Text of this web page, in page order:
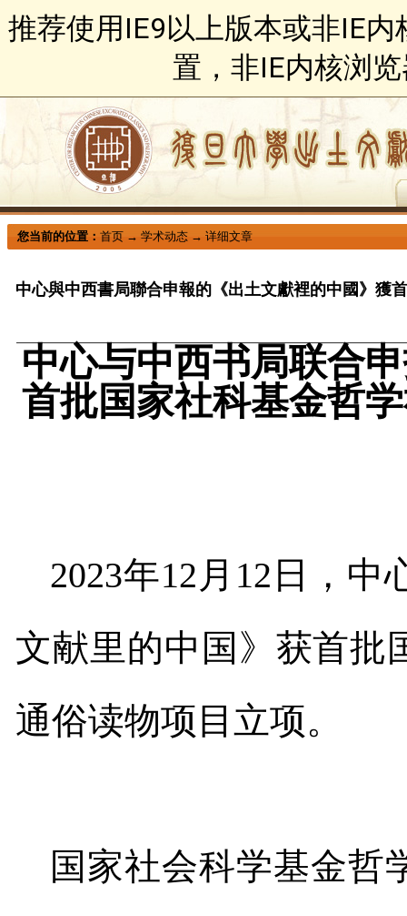
推荐使用IE9以上版本或非IE
置，非IE内核浏
您当前的位置：首页 →学术动态 →详细文章
中心與中西書局聯合申報的《出土文獻裡的中國》獲
中心与中西书局联合
首批国家社科基金哲
2023年12 月 12 日，中
文献里的中国》获首批
通俗读物项目立项。
国家社会科学基金哲